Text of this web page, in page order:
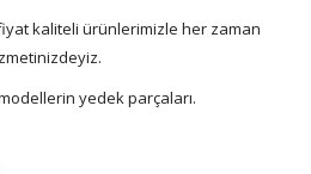
kaliteli ürünlerimizle her zaman
yedek parçaları.